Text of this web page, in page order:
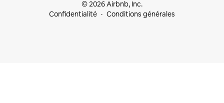
© 2026 Airbnb, Inc.
Confidentialité
Conditions générales